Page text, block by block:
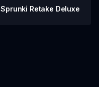
Sprunki Retake Deluxe